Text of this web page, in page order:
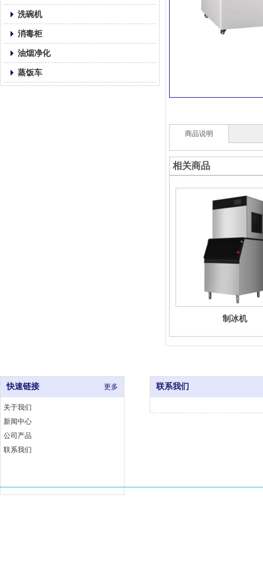
洗碗机
消毒柜
油烟净化
蒸饭车
商品说明
相关商品
制冰机
快速链接 更多
关于我们
新闻中心
公司产品
联系我们
联系我们
电 话：0591-83333376